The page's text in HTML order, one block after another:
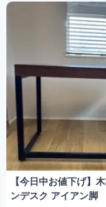
【今日中お値下げ】
ンデスク アイアン